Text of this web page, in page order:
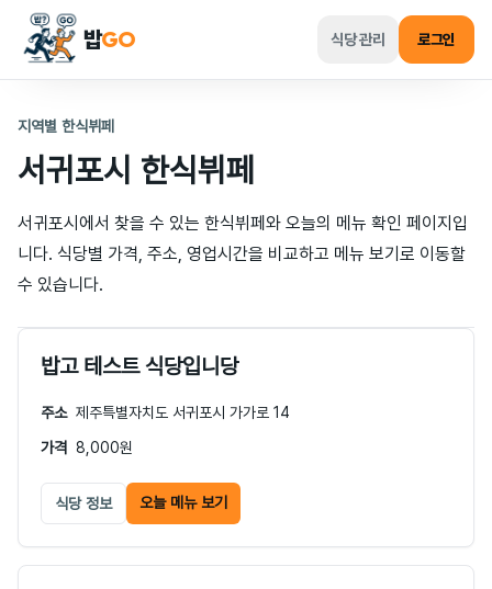
밥GO 식당 관리 로그인
지역별 한식뷔페
서귀포시 한식뷔페
서귀포시 에서 찾을 수 있는 한식뷔페와 오늘의 메뉴 확인 페이지입
니다. 식당별 가격, 주소, 영업시간을 비교하고 메뉴 보기로 이동할
수 있습니다.
밥고 테스트 식당입니당
주소 제주특별자치도 서귀포시 가가로 14
가격
8,000원
식당 정보 오늘 메뉴 보기